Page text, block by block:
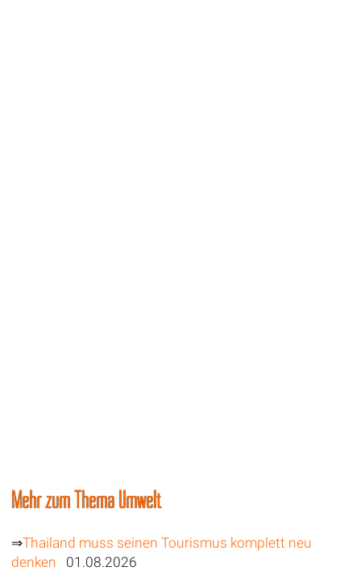
Mehr zum Thema Umwelt
⇒Thailand muss seinen Tourismus komplett neu
denken 01.08.2026